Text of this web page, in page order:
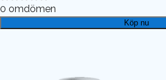
0 omdömen
Köp nu